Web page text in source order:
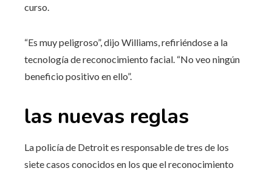
curso.
“Es muy peligroso”, dijo Williams, refiriéndose a la
tecnología de reconocimiento facial. “No veo ningún
beneficio positivo en ello”.
las nuevas reglas
La policía de Detroit es responsable de tres de los
siete casos conocidos en los que el reconocimiento